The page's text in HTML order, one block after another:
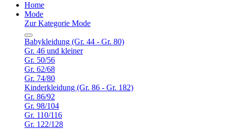
Home
Mode
Zur Kategorie Mode
Babykleidung (Gr. 44 - Gr. 80)
Gr. 46 und kleiner
Gr. 50/56
Gr. 62/68
Gr. 74/80
Kinderkleidung (Gr. 86 - Gr. 182)
Gr. 86/92
Gr. 98/104
Gr. 110/116
Gr. 122/128